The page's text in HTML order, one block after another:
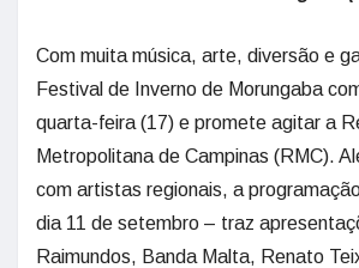
Com muita música, arte, diversão e
Festival de Inverno de Morungaba
quarta-feira (17) e promete agitar a
Metropolitana de Campinas (RMC).
com artistas regionais, a
dia 11 de setembro – traz
Raimundos, Banda Malta, Renato